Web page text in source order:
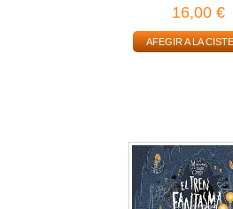
16,00 €
AFEGIR A LA